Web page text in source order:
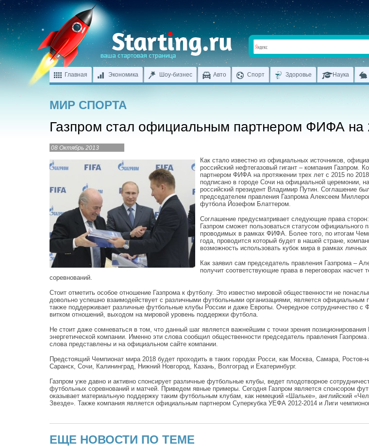
Главная Экономика Шоу-бизнес Авто Спорт Здоровье Наука
МИР СПОРТА
Газпром стал официальным партнером ФИФА на
08 Октябрь 2013
Как стало известно из официальных источников,
российский нефтегазовый гигант – компания Газпром.
партнером ФИФА на протяжении трех лет с 2015 по
подписано в городе Сочи на официальной церемонии,
российский президент Владимир Путин. Соглашение
председателем правления Газпрома Алексеем
футбола Йозефом Блаттером.
Соглашение предусматривает следующие права
Газпром сможет пользоваться статусом официального
проводимых в рамках ФИФА. Более того, по итогам
года, проводится который будет в нашей стране,
возможность использовать кубок мира в рамках
Как заявил сам председатель правления Газпрома –
получит соответствующие права в переговорах насчет
соревнований.
Стоит отметить особое отношение Газпрома к футболу. Это известно мировой общественности не
довольно успешно взаимодействует с различными футбольными организациями, является официальным
также поддерживает различные футбольные клубы России и даже Европы. Очередное сотрудничество
витком отношений, выходом на мировой уровень поддержки футбола.
Не стоит даже сомневаться в том, что данный шаг является важнейшим с точки зрения позиционирования
энергетической компании. Именно эти слова сообщил общественности председатель правления
слова представлены и на официальном сайте компании.
Предстоящий Чемпионат мира 2018 будет проходить в таких городах Росси, как Москва, Самара, Ростов-
Саранск, Сочи, Калининград, Нижний Новгород, Казань, Волгоград и Екатеринбург.
Газпром уже давно и активно спонсирует различные футбольные клубы, ведет плодотворное
футбольных соревнований и матчей. Приведем явные примеры. Сегодня Газпром является спонсором
оказывает материальную поддержку таким футбольным клубам, как немецкий «Шальке», английский
Звезде». Также компания является официальным партнером Суперкубка УЕФА 2012-2014 и Лиги
ЕЩЕ НОВОСТИ ПО ТЕМЕ